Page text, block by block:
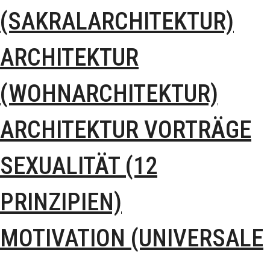
(SAKRALARCHITEKTUR)
ARCHITEKTUR
(WOHNARCHITEKTUR)
ARCHITEKTUR VORTRÄGE
SEXUALITÄT (12
PRINZIPIEN)
MOTIVATION (UNIVERSALE